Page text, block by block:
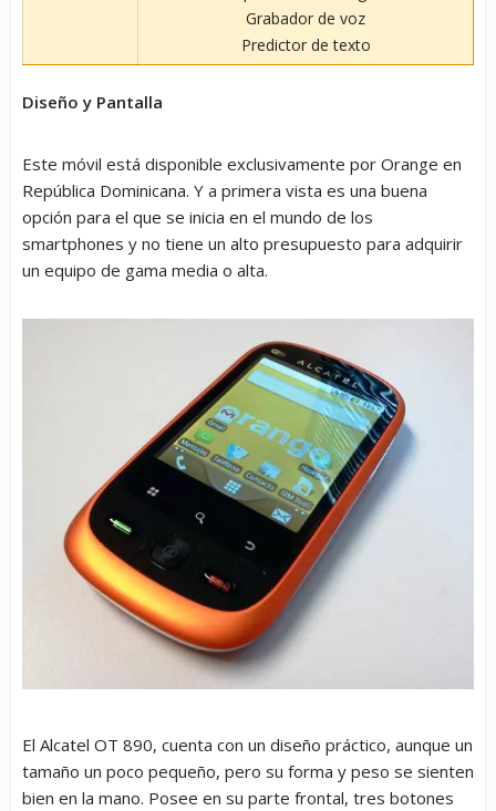
Grabador de voz
Predictor de texto
Diseño y Pantalla
Este móvil está disponible exclusivamente por Orange en
República Dominicana. Y a primera vista es una buena
opción para el que se inicia en el mundo de los
smartphones y no tiene un alto presupuesto para adquirir
un equipo de gama media o alta.
El Alcatel OT 890, cuenta con un diseño práctico, aunque un
tamaño un poco pequeño, pero su forma y peso se sienten
bien en la mano. Posee en su parte frontal, tres botones